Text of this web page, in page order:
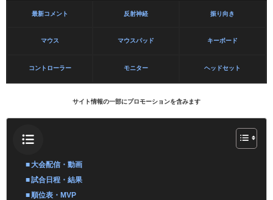
最新コメント 反射神経 振り向き
マウス マウスパッド キーボード
コントローラー モニター ヘッドセット
サイト情報の一部にプロモーションを含みます
大会配信・動画
試合日程・結果
順位表・MVP